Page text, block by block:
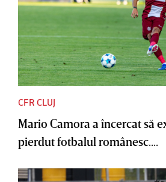
CFR CLUJ
Mario Camora a încercat să
pierdut fotbalul românesc....